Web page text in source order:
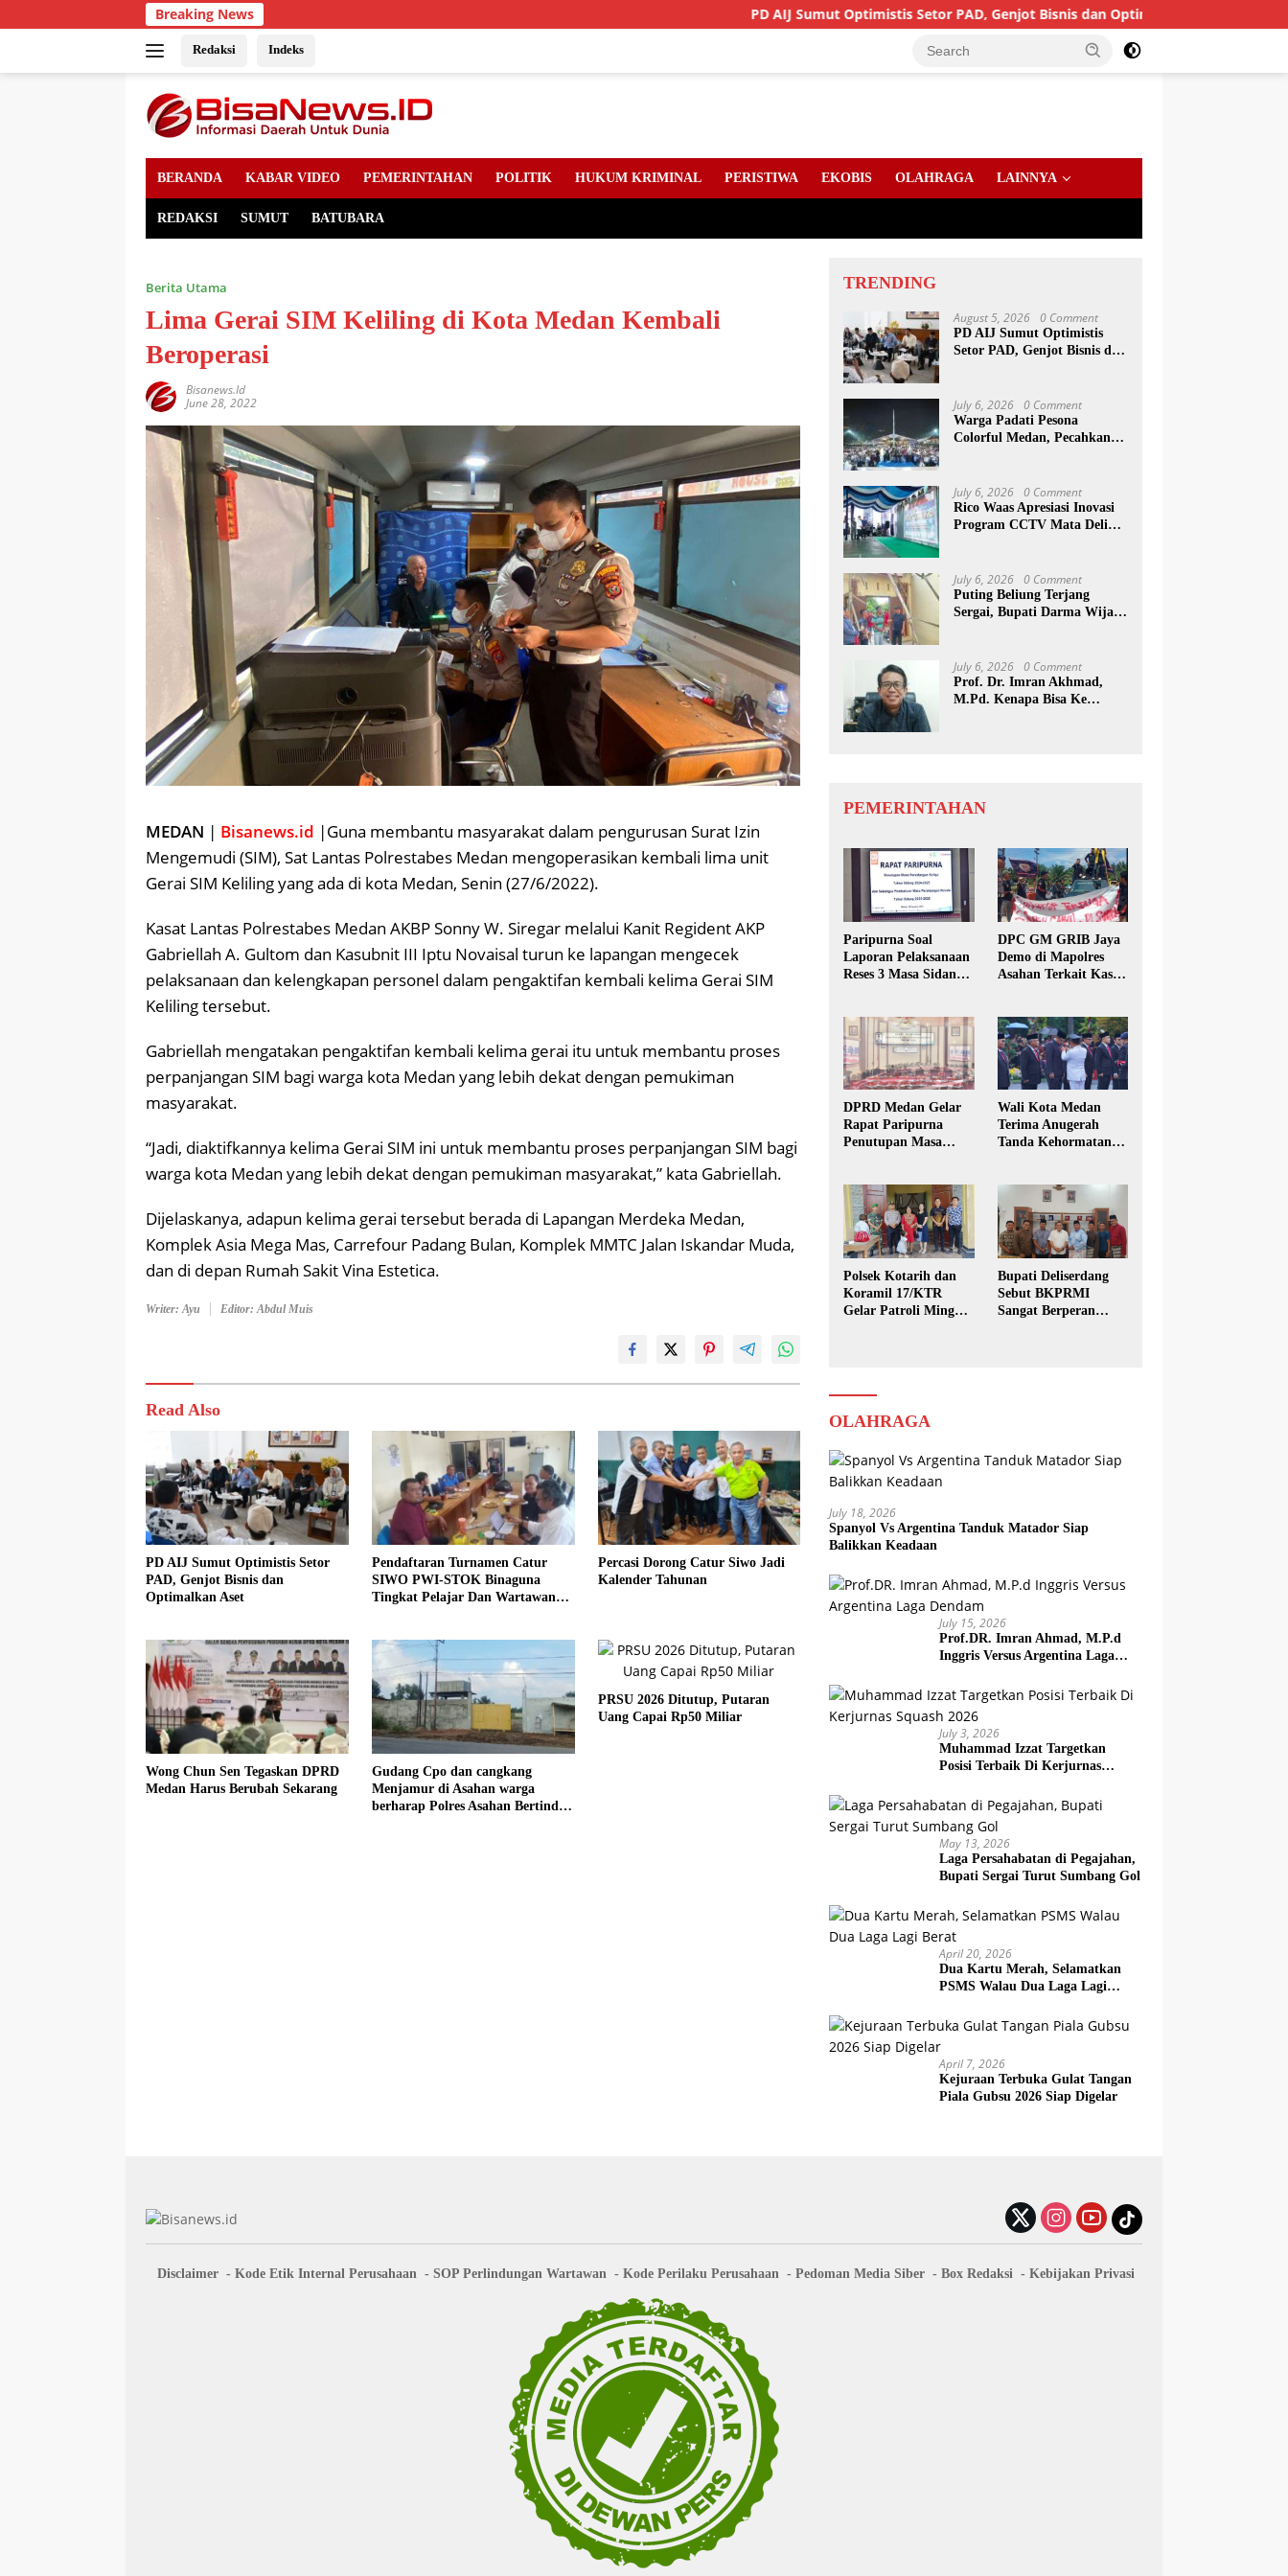
to
Breaking News PD AIJ Sumut Optimistis Setor PAD, Genjot Bisnis dan Optimalkan Aset
Redaksi Indeks
BERANDA KABAR VIDEO PEMERINTAHAN POLITIK HUKUM KRIMINAL PERISTIWA EKOBIS OLAHRAGA LAINNYA
REDAKSI SUMUT BATUBARA
Berita Utama
Lima Gerai SIM Keliling di Kota Medan Kembali
Beroperasi
Bisanews.id
June 28, 2022
MEDAN | Bisanews.id |Guna membantu masyarakat dalam pengurusan Surat Izin
Mengemudi (SIM), Sat Lantas Polrestabes Medan mengoperasikan kembali lima unit
Gerai SIM Keliling yang ada di kota Medan, Senin (27/6/2022).
Kasat Lantas Polrestabes Medan AKBP Sonny W. Siregar melalui Kanit Regident AKP
Gabriellah A. Gultom dan Kasubnit III Iptu Novaisal turun ke lapangan mengecek
pelaksanaan dan kelengkapan personel dalam pengaktifan kembali kelima Gerai SIM
Keliling tersebut.
Gabriellah mengatakan pengaktifan kembali kelima gerai itu untuk membantu proses
perpanjangan SIM bagi warga kota Medan yang lebih dekat dengan pemukiman
masyarakat.
“Jadi, diaktifkannya kelima Gerai SIM ini untuk membantu proses perpanjangan SIM bagi
warga kota Medan yang lebih dekat dengan pemukiman masyarakat,” kata Gabriellah.
Dijelaskanya, adapun kelima gerai tersebut berada di Lapangan Merdeka Medan,
Komplek Asia Mega Mas, Carrefour Padang Bulan, Komplek MMTC Jalan Iskandar Muda,
dan di depan Rumah Sakit Vina Estetica.
Writer: Ayu Editor: Abdul Muis
Read Also
PD AIJ Sumut Optimistis Setor
PAD, Genjot Bisnis dan
Optimalkan Aset
Pendaftaran Turnamen Catur
SIWO PWI-STOK Binaguna
Tingkat Pelajar Dan Wartawan
Percasi Dorong Catur Siwo Jadi
Kalender Tahunan
Wong Chun Sen Tegaskan DPRD
Medan Harus Berubah Sekarang
Gudang Cpo dan cangkang
Menjamur di Asahan warga
berharap Polres Asahan Bertindak
PRSU 2026 Ditutup, Putaran
Uang Capai Rp50 Miliar
TRENDING
August 5, 2026 0 Comment
PD AIJ Sumut Optimistis
Setor PAD, Genjot Bisnis dan
July 6, 2026 0 Comment
Warga Padati Pesona
Colorful Medan, Pecahkan
July 6, 2026 0 Comment
Rico Waas Apresiasi Inovasi
Program CCTV Mata Deli
July 6, 2026 0 Comment
Puting Beliung Terjang
Sergai, Bupati Darma Wijaya
July 6, 2026 0 Comment
Prof. Dr. Imran Akhmad,
M.Pd. Kenapa Bisa Ke
PEMERINTAHAN
Paripurna Soal
Laporan Pelaksanaan
Reses 3 Masa Sidang
DPC GM GRIB Jaya
Demo di Mapolres
Asahan Terkait Kasus
DPRD Medan Gelar
Rapat Paripurna
Penutupan Masa
Wali Kota Medan
Terima Anugerah
Tanda Kehormatan
Polsek Kotarih dan
Koramil 17/KTR
Gelar Patroli Minggu
Bupati Deliserdang
Sebut BKPRMI
Sangat Berperan
OLAHRAGA
July 18, 2026
Spanyol Vs Argentina Tanduk Matador Siap
Balikkan Keadaan
July 15, 2026
Prof.DR. Imran Ahmad, M.P.d
Inggris Versus Argentina Laga
July 3, 2026
Muhammad Izzat Targetkan
Posisi Terbaik Di Kerjurnas
May 13, 2026
Laga Persahabatan di Pegajahan,
Bupati Sergai Turut Sumbang Gol
April 20, 2026
Dua Kartu Merah, Selamatkan
PSMS Walau Dua Laga Lagi
April 7, 2026
Kejuraan Terbuka Gulat Tangan
Piala Gubsu 2026 Siap Digelar
Disclaimer Kode Etik Internal Perusahaan SOP Perlindungan Wartawan Kode Perilaku Perusahaan Pedoman Media Siber Box Redaksi Kebijakan Privasi